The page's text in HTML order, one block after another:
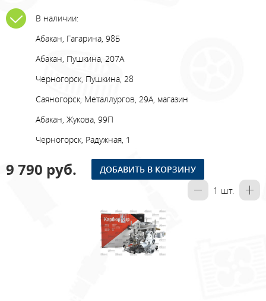
В наличии:
Абакан, Гагарина, 98Б
Абакан, Пушкина, 207А
Черногорск, Пушкина, 28
Саяногорск, Металлургов, 29А, магазин
Абакан, Жукова, 99П
Черногорск, Радужная, 1
9 790 руб. ДОБАВИТЬ В КОРЗИНУ
1 шт.